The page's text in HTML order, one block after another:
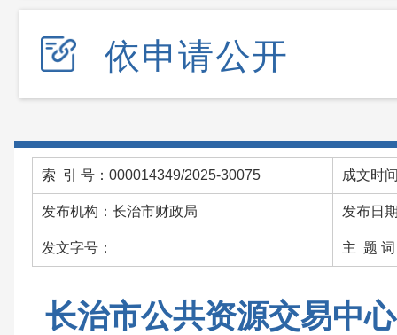
依申请公开
索 引 号：000014349/2025-30075 成文时
发布机构：长治市财政局 发布日
发文字号： 主 题 词
长治市公共资源交易中